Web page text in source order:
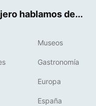
hablamos de...
Museos
Gastronomía
Europa
España